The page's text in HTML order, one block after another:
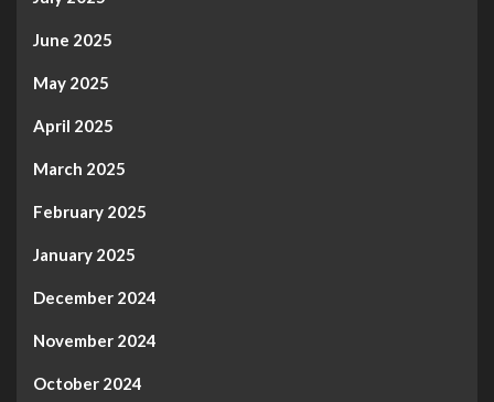
June 2025
May 2025
April 2025
March 2025
February 2025
January 2025
December 2024
November 2024
October 2024